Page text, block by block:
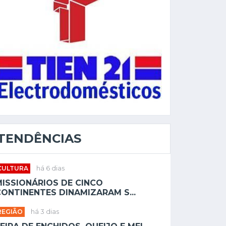
há 6 dias
DE CINCO
DINAMIZARAM S...
há 3 dias